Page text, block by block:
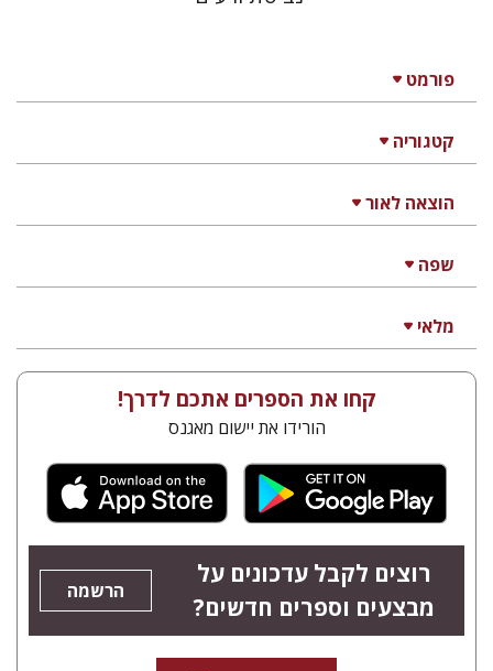
פורמט
קטגוריה
הוצאה לאור
שפה
מלאי
קחו את הספרים אתכם לדרך!
הורידו את יישום מאגנס
רוצים לקבל עדכונים על
מבצעים וספרים חדשים?
הרשמה